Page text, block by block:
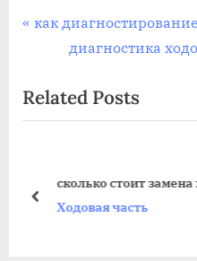
Навигация
записям
P
v
i
s
как
N
x
t
диагностика
Related Posts
сколько стоит замена
Ходовая часть
prev